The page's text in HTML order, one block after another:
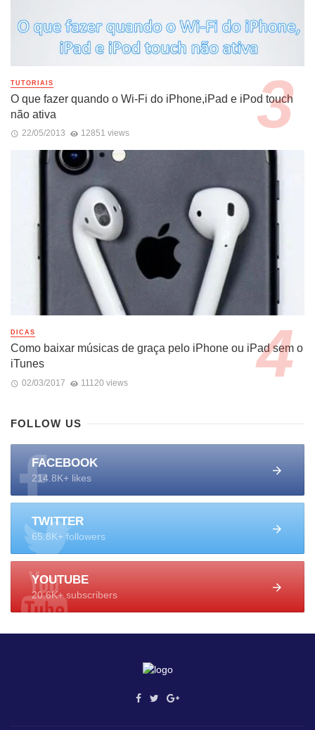
TUTORIAIS
O que fazer quando o Wi-Fi do iPhone,iPad e iPod touch
não ativa
22/05/2013 12851 views
DICAS
Como baixar músicas de graça pelo iPhone ou iPad sem o
iTunes
02/03/2017 11120 views
FOLLOW US
FACEBOOK
214.8K+ likes
TWITTER
65.8K+ followers
YOUTUBE
20.6K+ subscribers